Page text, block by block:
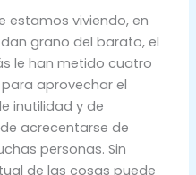
estamos viviendo, en
grano del barato, el
le han metido cuatro
aprovechar el
inutilidad y de
acrecentarse de
personas. Sin
de las cosas puede